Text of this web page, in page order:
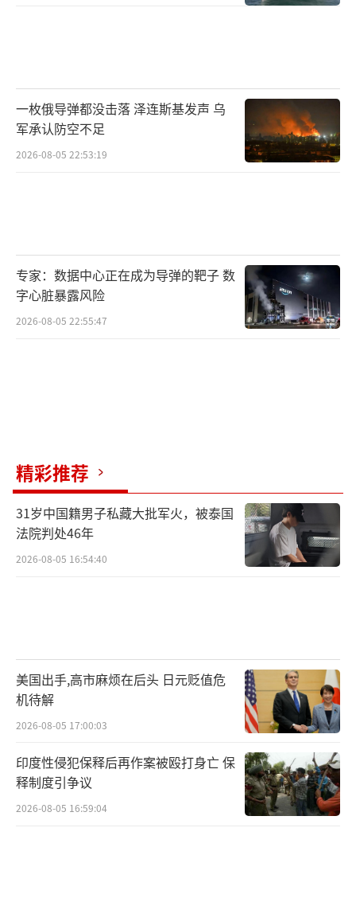
一枚俄导弹都没击落 泽连斯基发声 乌
军承认防空不足
2026-08-05 22:53:19
专家：数据中心正在成为导弹的靶子 数
字心脏暴露风险
2026-08-05 22:55:47
精彩推荐
31岁中国籍男子私藏大批军火，被泰国
法院判处46年
2026-08-05 16:54:40
美国出手,高市麻烦在后头 日元贬值危
机待解
2026-08-05 17:00:03
印度性侵犯保释后再作案被殴打身亡 保
释制度引争议
2026-08-05 16:59:04